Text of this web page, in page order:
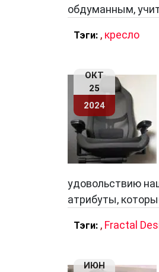
обдуманным,
Тэги: , кресло
ОКТ
25
2024
удовольствию
атрибуты,
Тэги: , Fractal
ИЮН